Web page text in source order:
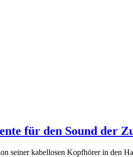
für den Sound der
seiner kabellosen Kopfhörer in den